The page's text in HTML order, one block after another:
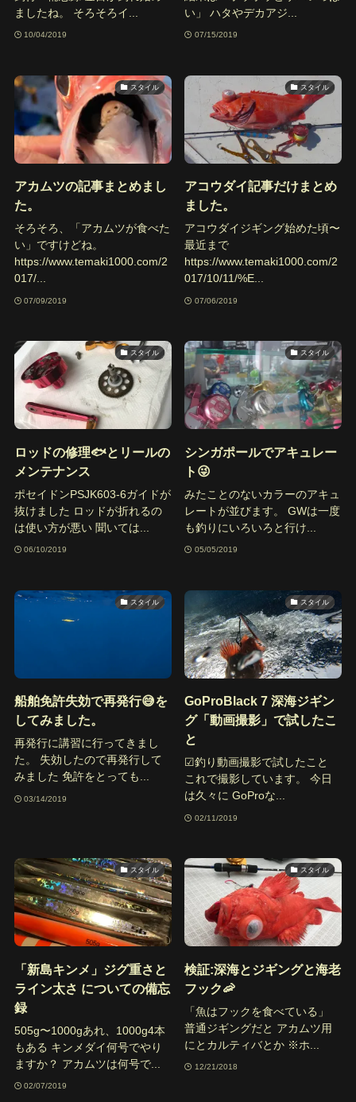
ましたね。 そろそろイ...
10/04/2019
い」 ハタやデカアジ...
07/15/2019
スタイル
アカムツの記事まとめまし
た。
そろそろ、「アカムツが食べた
い」ですけどね。
https://www.temaki1000.com/2
017/...
07/09/2019
スタイル
アコウダイ記事だけまとめ
ました。
アコウダイジギング始めた頃〜
最近まで
https://www.temaki1000.com/2
017/10/11/%E...
07/06/2019
スタイル
ロッドの修理🐟とリールの
メンテナンス
ポセイドンPSJK603-6ガイドが
抜けました ロッドが折れるの
は使い方が悪い 聞いては...
06/10/2019
スタイル
シンガポールでアキュレー
ト😜
みたことのないカラーのアキュ
レートが並びます。 GWは一度
も釣りにいろいろと行け...
05/05/2019
スタイル
船舶免許失効で再発行😅を
してみました。
再発行に講習に行ってきまし
た。 失効したので再発行して
みました 免許をとっても...
03/14/2019
スタイル
GoProBlack 7 深海ジギン
グ「動画撮影」で試したこ
と
☑︎釣り動画撮影で試したこと
これで撮影しています。 今日
は久々に GoProな...
02/11/2019
スタイル
「新島キンメ」ジグ重さと
ライン太さ についての備忘
録
505g〜1000gあれ、1000g4本
もある キンメダイ何号でやり
ますか？ アカムツは何号で...
02/07/2019
スタイル
検証:深海とジギングと海老
フック🦐
「魚はフックを食べている」
普通ジギングだと アカムツ用
にとカルティバとか ※ホ...
12/21/2018